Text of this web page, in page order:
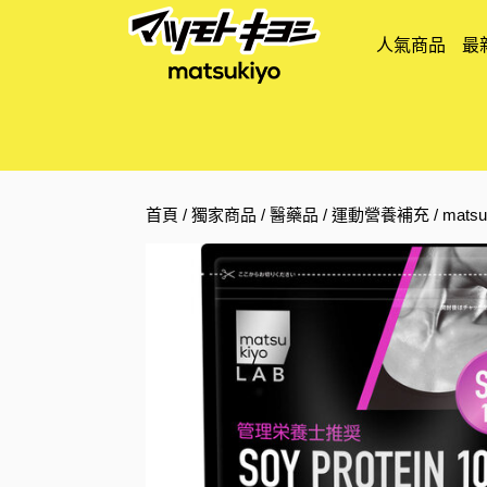
人氣商品 最
首頁 /獨家商品 /醫藥品 /運動營養補充 /